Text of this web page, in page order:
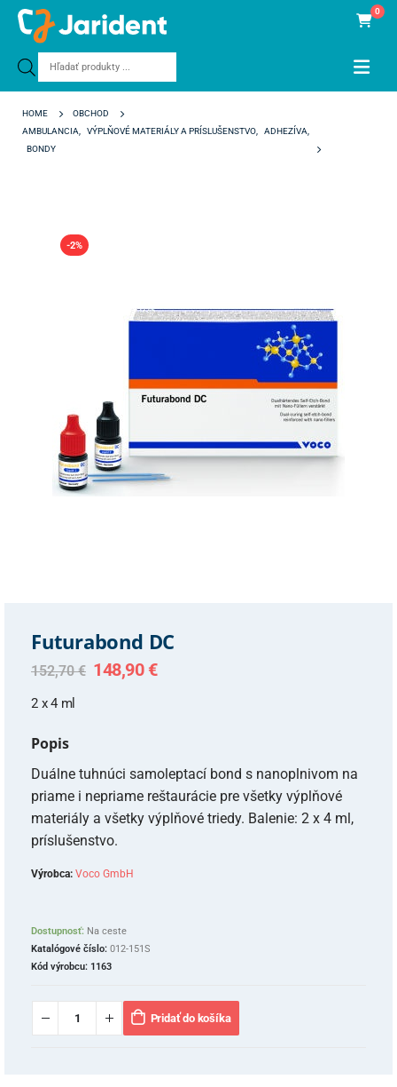
Products
0
HOME
OBCHOD
AMBULANCIA, VÝPLŇOVÉ MATERIÁLY A PRÍSLUŠENSTVO, ADHEZÍVA,
BONDY
-2%
Futurabond DC
152,70€ Original
price
148,90 €Current
2 x 4 ml
Popis
Duálne tuhnúci samoleptací bond s nanoplnivom na
priame i nepriame reštaurácie pre všetky výplňové
materiály a všetky výplňové triedy. Balenie: 2 x 4 ml,
príslušenstvo.
Výrobca: Voco GmbH
Dostupnosť: Na ceste
Katalógové číslo: 012-151S
Kód výrobcu: 1163
Pridať do košíka